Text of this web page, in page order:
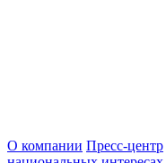
О компании Пресс-центр